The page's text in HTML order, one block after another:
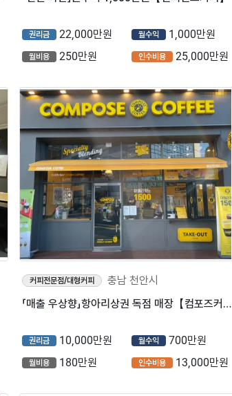
권리금 22,000만원 월수익 1,000만원
월비용 250만원 인수비용 25,000만원
커피전문점/대형커피
충남 천안시
「매출 우상향」항아리상권 독점 매장【컴포즈커피】
권리금 10,000만원 월수익 700만원
월비용 180만원 인수비용 13,000만원